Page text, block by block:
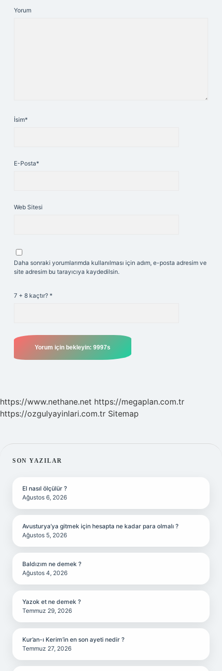
Yorum
İsim*
E-Posta*
Web Sitesi
Daha sonraki yorumlarımda kullanılması için adım, e-posta adresim ve
site adresim bu tarayıcıya kaydedilsin.
7 + 8 kaçtır? *
https://www.nethane.net https://megaplan.com.tr
https://ozgulyayinlari.com.tr Sitemap
SIDEBAR
SON YAZILAR
El nasıl ölçülür ?
Ağustos 6, 2026
Avusturya’ya gitmek için hesapta ne kadar para olmalı ?
Ağustos 5, 2026
Baldızım ne demek ?
Ağustos 4, 2026
Yazok et ne demek ?
Temmuz 29, 2026
Kur’an-ı Kerim’in en son ayeti nedir ?
Temmuz 27, 2026